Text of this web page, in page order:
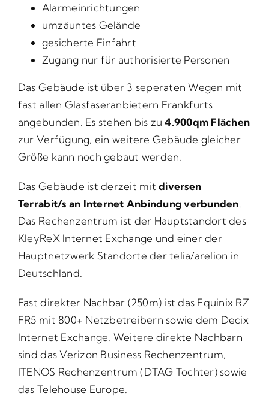
Alarmeinrichtungen
umzäuntes Gelände
gesicherte Einfahrt
Zugang nur für authorisierte Personen
Das Gebäude ist über 3 seperaten Wegen mit
fast allen Glasfaseranbietern Frankfurts
angebunden. Es stehen bis zu4.900qm Flächen
zur Verfügung, ein weitere Gebäude gleicher
Größe kann noch gebaut werden.
Das Gebäude ist derzeit mitdiversen
Terrabit/s an Internet Anbindung verbunden
Das Rechenzentrum ist der Hauptstandort des
KleyReX Internet Exchange und einer der
Hauptnetzwerk Standorte der telia/arelion in
Deutschland.
Fast direkter Nachbar (250m) ist das Equinix RZ
FR5 mit 800+ Netzbetreibern sowie dem Decix
Internet Exchange. Weitere direkte Nachbarn
sind das Verizon Business Rechenzentrum,
ITENOS Rechenzentrum (DTAG Tochter) sowie
das Telehouse Europe.